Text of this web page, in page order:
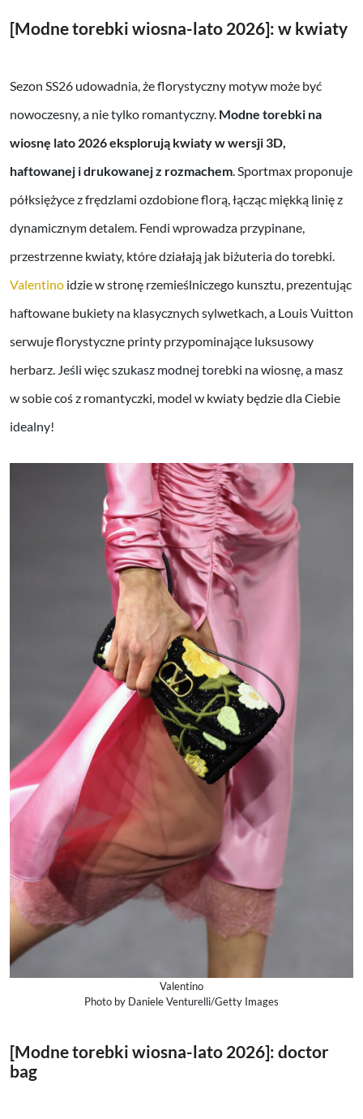
[Modne torebki wiosna-lato 2026]: w kwiaty
Sezon SS26 udowadnia, że florystyczny motyw może być
nowoczesny, a nie tylko romantyczny. Modne torebki na
wiosnę lato 2026eksplorują kwiaty w wersji 3D,
haftowanej i drukowanej z rozmachem . Sportmax proponuje
półksiężyce z frędzlami ozdobione florą, łącząc miękką linię z
dynamicznym detalem. Fendi wprowadza przypinane,
przestrzenne kwiaty, które działają jak biżuteria do torebki.
Valentino idzie w stronę rzemieślniczego kunsztu, prezentując
haftowane bukiety na klasycznych sylwetkach, a Louis Vuitton
serwuje florystyczne printy przypominające luksusowy
herbarz. Jeśli więc szukasz modnej torebki na wiosnę, a masz
w sobie coś z romantyczki, model w kwiaty będzie dla Ciebie
idealny!
Valentino
Photo by Daniele Venturelli/Getty Images
[Modne torebki wiosna-lato 2026]: doctor
bag